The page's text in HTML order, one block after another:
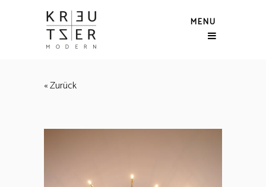
MENU
« Zurück